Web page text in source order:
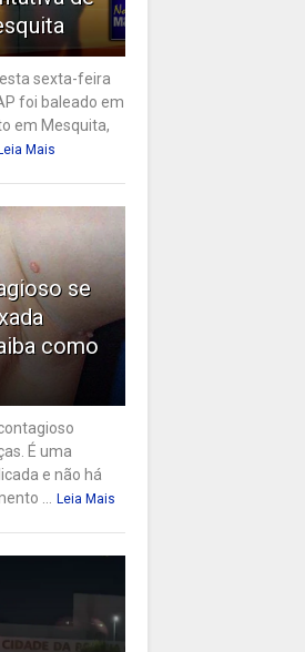
sexta-feira
foi baleado em
em Mesquita,
Leia Mais
se
como
É uma
e não há
... Leia Mais